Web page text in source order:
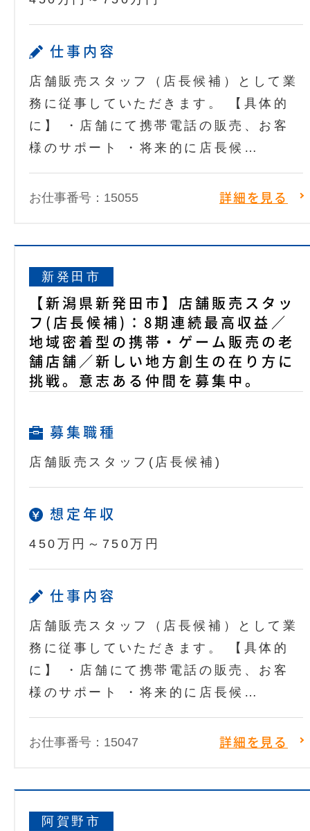
仕事内容
店舗販売スタッフ（店長候補）として業
務に従事していただきます。 【具体的
に】 ・店舗にて携帯電話の販売、お客
様のサポート ・将来的に店長候…
お仕事番号：15055 詳細を見る
新発田市
【新潟県新発田市】店舗販売スタッ
フ(店長候補)：8期連続最高収益／
地域密着型の携帯・ゲーム販売の老
舗店舗／新しい地方創生の在り方に
挑戦。意志ある仲間を募集中。
募集職種
店舗販売スタッフ(店長候補)
想定年収
450万円～750万円
仕事内容
店舗販売スタッフ（店長候補）として業
務に従事していただきます。 【具体的
に】 ・店舗にて携帯電話の販売、お客
様のサポート ・将来的に店長候…
お仕事番号：15047 詳細を見る
阿賀野市